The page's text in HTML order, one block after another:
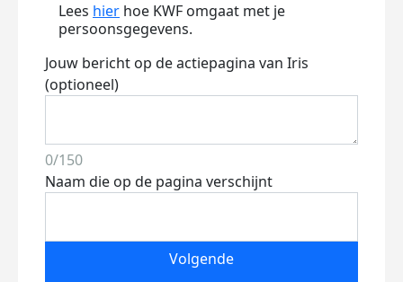
Lees hier hoe KWF omgaat met je
persoonsgegevens.
Jouw bericht op de actiepagina van Iris
(optioneel)
0/150
Naam die op de pagina verschijnt
Volgende